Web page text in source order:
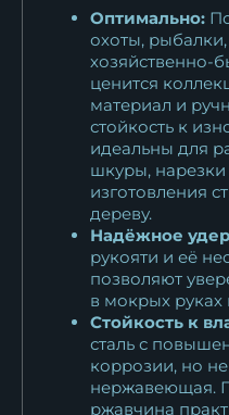
Оптимально:
охоты,
хозяйственно-
ценится
материал и
стойкость к
идеальны для
шкуры, нарезки
изготовления
дереву.
Надёжное
рукояти и её
позволяют
в мокрых руках
Стойкость к
сталь с
коррозии, но
нержавеющая.
ржавчина